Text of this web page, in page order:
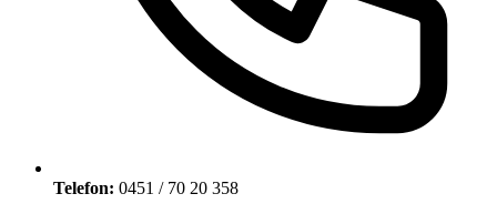
Telefon: 0451 / 70 20 358